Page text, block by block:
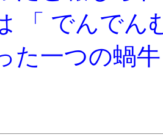
「 でんで
た一つの蝸